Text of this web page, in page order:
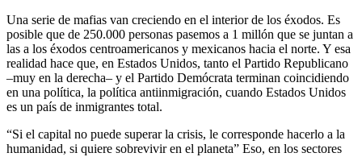
Una serie de mafias van creciendo en el interior de los éxodos. Es
posible que de 250.000 personas pasemos a 1 millón que se juntan a
las a los éxodos centroamericanos y mexicanos hacia el norte. Y esa
realidad hace que, en Estados Unidos, tanto el Partido Republicano
–muy en la derecha– y el Partido Demócrata terminan coincidiendo
en una política, la política antiinmigración, cuando Estados Unidos
es un país de inmigrantes total.
“Si el capital no puede superar la crisis, le corresponde hacerlo a la
humanidad, si quiere sobrevivir en el planeta” Eso, en los sectores